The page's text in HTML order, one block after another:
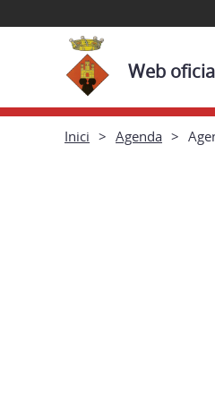
Web
Inici Agenda